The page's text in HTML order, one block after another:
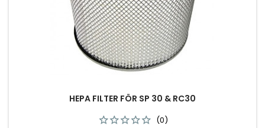
HEPA FILTER FÖR SP 30 & RC30
(0)